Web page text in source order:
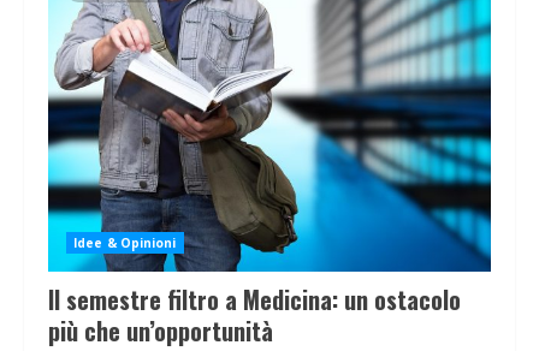
Idee & Opinioni
Il semestre filtro a Medicina: un ostacolo
più che un’opportunità